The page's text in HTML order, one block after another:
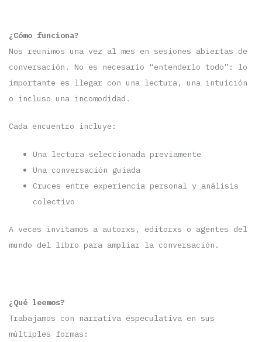
¿Cómo funciona?
Nos reunimos una vez al mes en sesiones abiertas de
conversación. No es necesario “entenderlo todo”: lo
importante es llegar con una lectura, una intuición
o incluso una incomodidad.
Cada encuentro incluye:
Una lectura seleccionada previamente
Una conversación guiada
Cruces entre experiencia personal y análisis
colectivo
A veces invitamos a autorxs, editorxs o agentes del
mundo del libro para ampliar la conversación.
¿Qué leemos?
Trabajamos con narrativa especulativa en sus
múltiples formas: